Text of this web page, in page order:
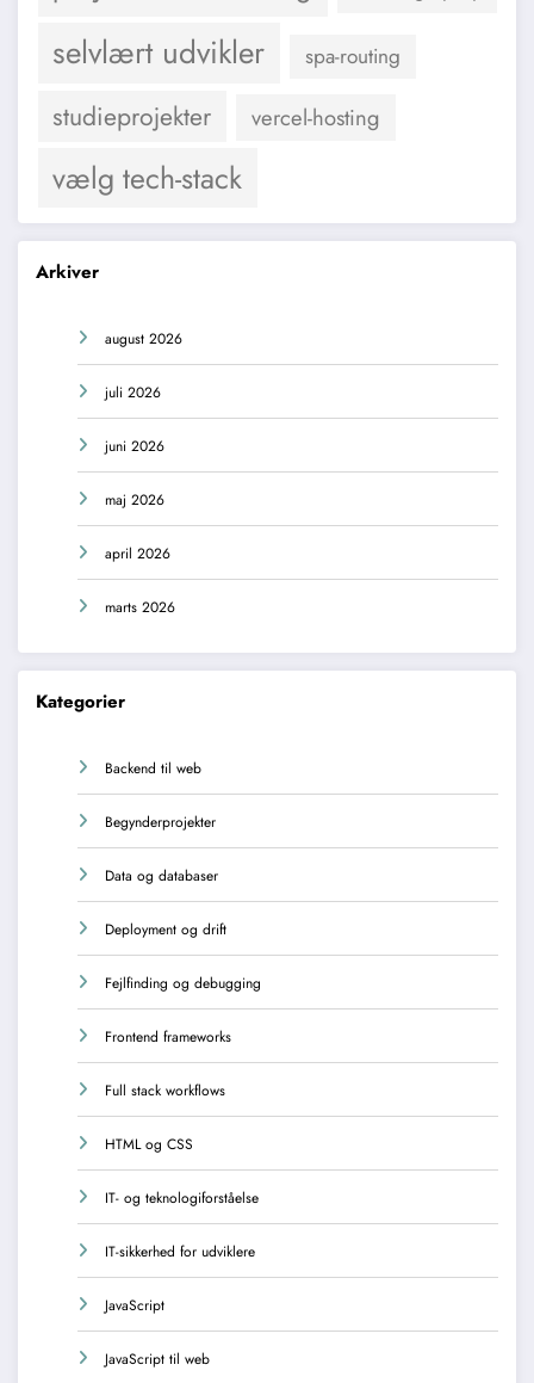
selvlært udvikler spa-routing
studieprojekter vercel-hosting
vælg tech-stack
Arkiver
august 2026
juli 2026
juni 2026
maj 2026
april 2026
marts 2026
Kategorier
Backend til web
Begynderprojekter
Data og databaser
Deployment og drift
Fejlfinding og debugging
Frontend frameworks
Full stack workflows
HTML og CSS
IT- og teknologiforståelse
IT-sikkerhed for udviklere
JavaScript
JavaScript til web